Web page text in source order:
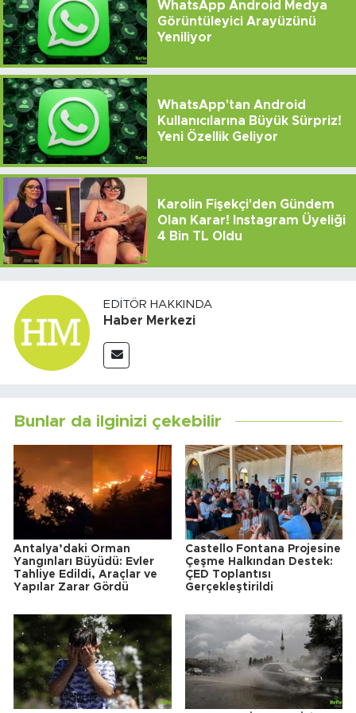
WhatsApp Android Medya
Görüntüleyici Arayüzünü
Yeniliyor
WhatsApp'tan Android
Kullanıcılarına Büyük Sürpriz!
Yeni Özellik Geliyor
Karolin Fişekçi'den Gündem
Olan Karar! Instagram Üyeliği
4 Bin TL Oldu
EDITÖR HAKKINDA
Haber Merkezi
Bunlar da ilginizi çekebilir
Antalya’daki Orman
Yangınları Büyüdü: Evler
Tahliye Edildi, Araçlar ve
Yapılar Zarar Gördü
Castello Fontana Projesine
Çeşme Halkından Destek:
ÇED Toplantısı
Gerçekleştirildi